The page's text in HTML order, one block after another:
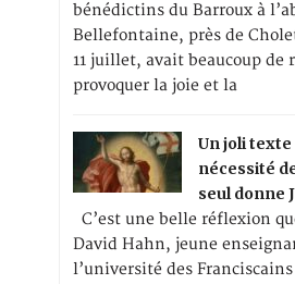
bénédictins du Barroux à
Bellefontaine, près de
11 juillet, avait beaucoup de
provoquer la joie et la
Un joli texte
nécessité
seul donne
C’est une belle réflexion
David Hahn, jeune
l’université des